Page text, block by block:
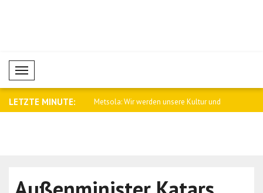
Mobil Menü
LETZTE MINUTE:
Angriff auf Tanker in d.. Metsola: Wir werden unsere Kultur und